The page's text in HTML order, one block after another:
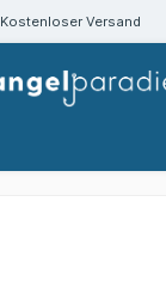
Kostenloser Versand